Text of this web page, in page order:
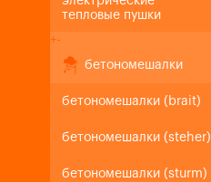
тепловые пушки
+-
бетономешалки
бетономешалки (brait)
бетономешалки (steher)
бетономешалки (sturm)